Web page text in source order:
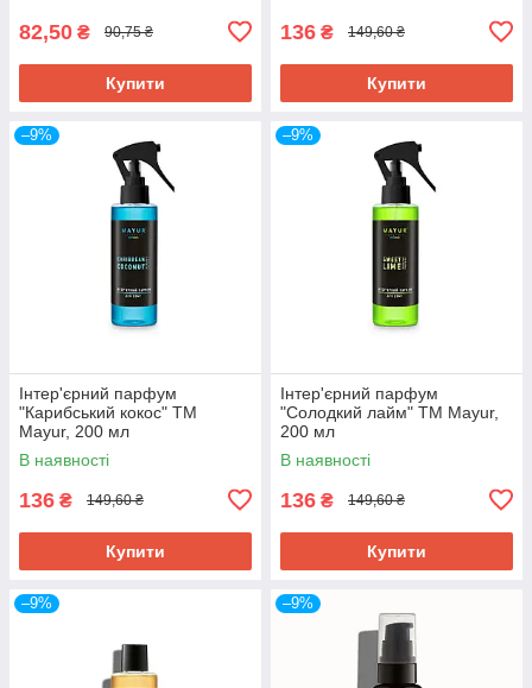
82,50 ₴ 90,75 ₴
Купити
136 ₴ 149,60 ₴
Купити
–9%
Інтер'єрний парфум
"Карибський кокос" ТМ
Mayur, 200 мл
В наявності
136 ₴ 149,60 ₴
Купити
–9%
Інтер'єрний парфум
"Солодкий лайм" ТМ Mayur,
200 мл
В наявності
136 ₴ 149,60 ₴
Купити
–9% –9%